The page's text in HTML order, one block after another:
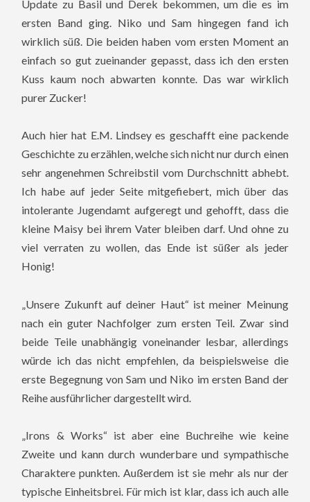
Update zu Basil und Derek bekommen, um die es im
ersten Band ging. Niko und Sam hingegen fand ich
wirklich süß. Die beiden haben vom ersten Moment an
einfach so gut zueinander gepasst, dass ich den ersten
Kuss kaum noch abwarten konnte. Das war wirklich
purer Zucker!
Auch hier hat E.M. Lindsey es geschafft eine packende
Geschichte zu erzählen, welche sich nicht nur durch einen
sehr angenehmen Schreibstil vom Durchschnitt abhebt.
Ich habe auf jeder Seite mitgefiebert, mich über das
intolerante Jugendamt aufgeregt und gehofft, dass die
kleine Maisy bei ihrem Vater bleiben darf. Und ohne zu
viel verraten zu wollen, das Ende ist süßer als jeder
Honig!
„Unsere Zukunft auf deiner Haut“ ist meiner Meinung
nach ein guter Nachfolger zum ersten Teil. Zwar sind
beide Teile unabhängig voneinander lesbar, allerdings
würde ich das nicht empfehlen, da beispielsweise die
erste Begegnung von Sam und Niko im ersten Band der
Reihe ausführlicher dargestellt wird.
„Irons & Works“ ist aber eine Buchreihe wie keine
Zweite und kann durch wunderbare und sympathische
Charaktere punkten. Außerdem ist sie mehr als nur der
typische Einheitsbrei. Für mich ist klar, dass ich auch alle